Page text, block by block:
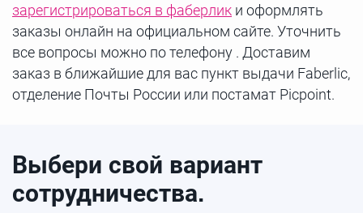
зарегистрироваться в фаберлик и оформлять
заказы онлайн на официальном сайте. Уточнить
все вопросы можно по телефону . Доставим
заказ в ближайшие для вас пункт выдачи Faberlic,
отделение Почты России или постамат Picpoint.
Выбери свой вариант
сотрудничества.